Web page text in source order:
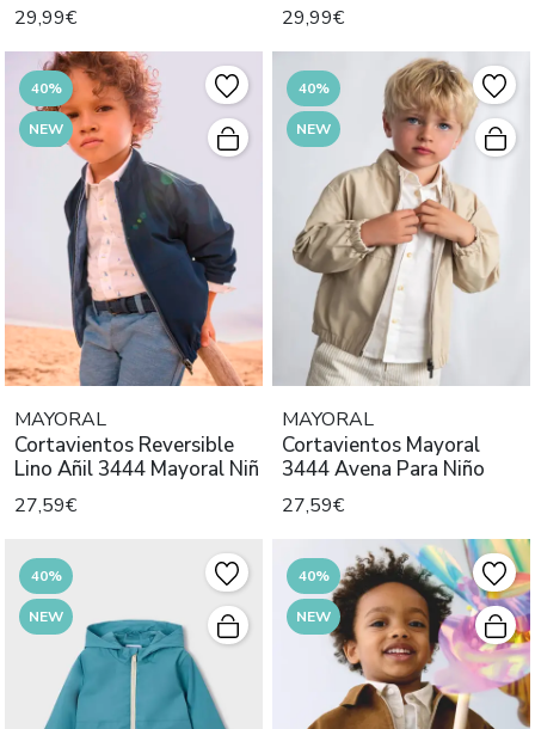
29,99€ 29,99€
40%
NEW
MAYORAL
Cortavientos Reversible
Lino Añil 3444 Mayoral Niñ
27,59€
40%
NEW
MAYORAL
Cortavientos Mayoral
3444 Avena Para Niño
27,59€
40%
NEW
40%
NEW